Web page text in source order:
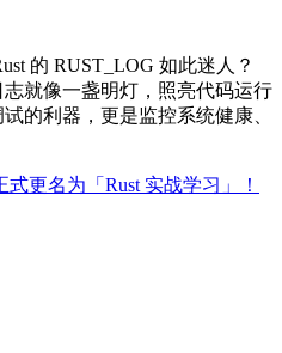
的 RUST_LOG 如此迷人？
就像一盏明灯，照亮代码运行
的利器，更是监控系统健康、